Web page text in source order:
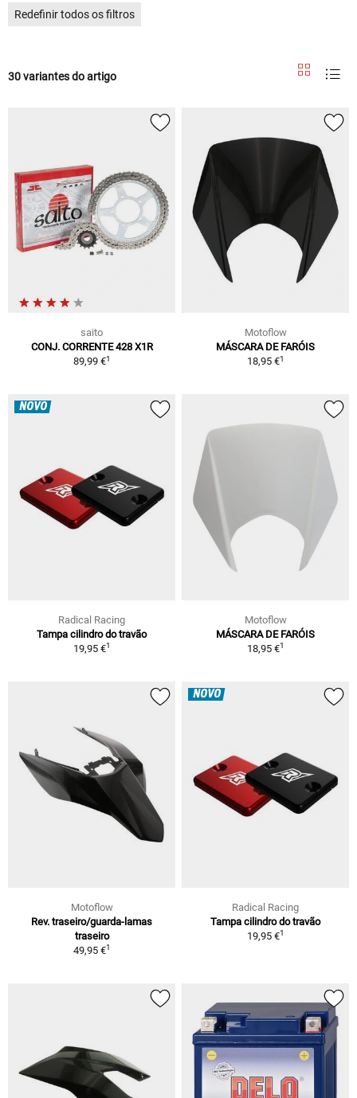
Redefinir todos os filtros
30 variantes do artigo
saito
CONJ. CORRENTE 428 X1R
89,99 €1
Motoflow
MÁSCARA DE FARÓIS
18,95 €1
NOVO
Radical Racing
Tampa cilindro do travão
19,95 €1
Motoflow
MÁSCARA DE FARÓIS
18,95 €1
Motoflow
Rev. traseiro/guarda-lamas
traseiro
49,95 €1
NOVO
Radical Racing
Tampa cilindro do travão
19,95 €1